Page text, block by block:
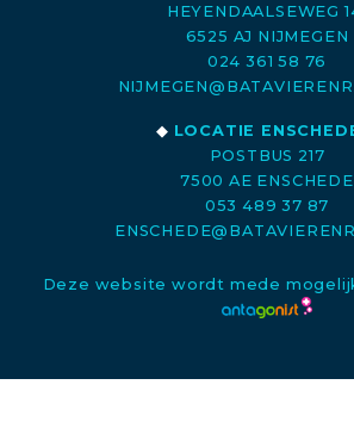
HEYENDAALSEWEG
6525 AJ NIJMEGEN
024 361 58 76
◆ LOCATIE
POSTBUS 217
7500 AE ENSCHEDE
053 489 37 87
Deze website wordt mede